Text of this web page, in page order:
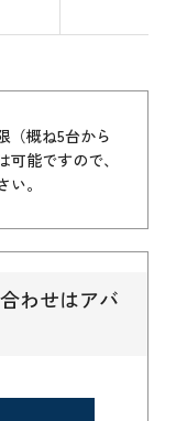
（概ね5台から
能ですので、
。
わせはアバ